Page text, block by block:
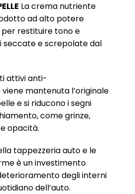
La crema nutriente
ad alto potere
restituire tono e
seccate e screpolate dal
attivi anti-
mantenuta l’originale
e si riducono i segni
come grinze,
opacità.
tappezzeria auto e le
è un investimento
degli interni
dell’auto.